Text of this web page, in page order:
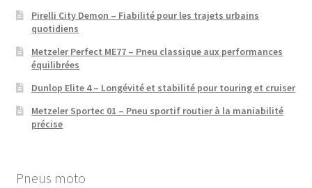
Pirelli City Demon – Fiabilité pour les trajets urbains
quotidiens
Metzeler Perfect ME77 – Pneu classique aux performances
équilibrées
Dunlop Elite 4 – Longévité et stabilité pour touring et cruiser
Metzeler Sportec 01 – Pneu sportif routier à la maniabilité
précise
Pneus moto